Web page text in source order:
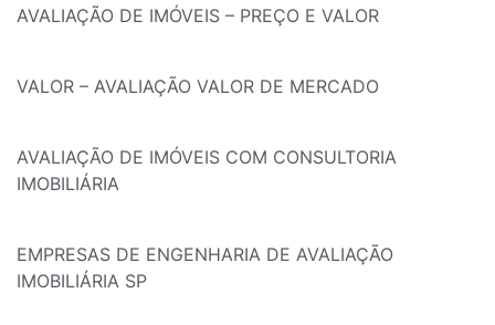
AVALIAÇÃO DE IMÓVEIS – PREÇO E VALOR
VALOR – AVALIAÇÃO VALOR DE MERCADO
AVALIAÇÃO DE IMÓVEIS COM CONSULTORIA
IMOBILIÁRIA
EMPRESAS DE ENGENHARIA DE AVALIAÇÃO
IMOBILIÁRIA SP